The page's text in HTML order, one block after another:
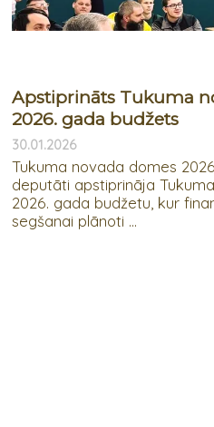
Apstiprināts Tukuma
2026. gada budžets
30.01.2026
Tukuma novada domes
deputāti apstiprināja
2026. gada budžetu, kur
segšanai plānoti ...